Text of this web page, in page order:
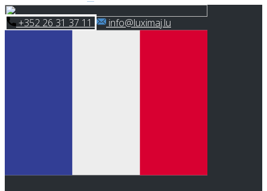
Skip
to ​+352 26 31 37 11 ​info@luximaj.lu